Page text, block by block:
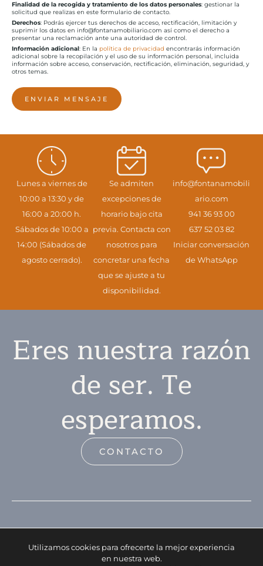
Finalidad de la recogida y tratamiento de los datos personales: gestionar la
solicitud que realizas en este formulario de contacto.
Derechos: Podrás ejercer tus derechos de acceso, rectificación, limitación y
suprimir los datos en info@fontanamobiliario.com así como el derecho a
presentar una reclamación ante una autoridad de control.
Información adicional: En la política de privacidad encontrarás información
adicional sobre la recopilación y el uso de su información personal, incluida
información sobre acceso, conservación, rectificación, eliminación, seguridad, y
otros temas.
ENVIAR MENSAJE
Lunes a viernes de
10:00 a 13:30 y de
16:00 a 20:00 h.
Sábados de 10:00 a
14:00 (Sábados de
agosto cerrado).
Se admiten
excepciones de
horario bajo cita
previa. Contacta con
nosotros para
concretar una fecha
que se ajuste a tu
disponibilidad.
info@fontanamobili
ario.com
941 36 93 00
637 52 03 82
Iniciar conversación
de WhatsApp
Eres nuestra razón
de ser. Te
esperamos.
CONTACTO
Utilizamos cookies para ofrecerte la mejor experiencia
en nuestra web.